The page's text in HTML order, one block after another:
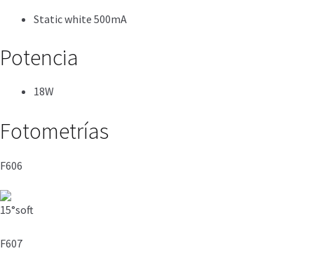
Static white 500mA
Potencia
18W
Fotometrías
F606
15°soft
F607